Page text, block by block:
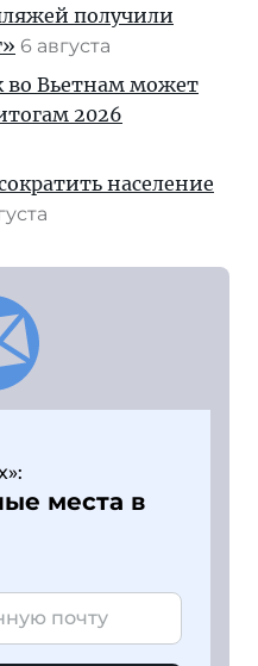
получили
6 августа
во Вьетнам может
2026
население
места в